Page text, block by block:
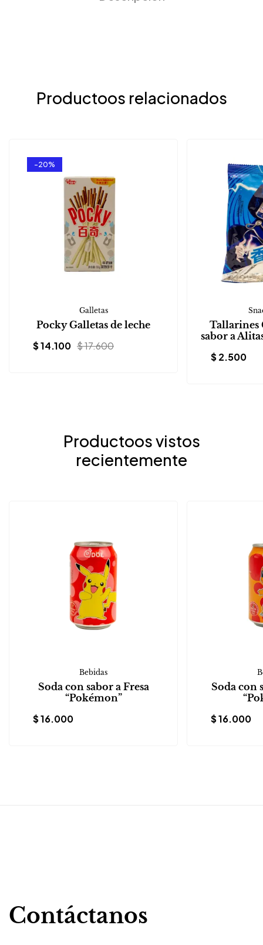
Productoos relacionados
-20%
Galletas
Pocky Galletas de leche
$17.600
$14.100
Tallarines
sabor a
$2.500
Productoos vistos
recientemente
Bebidas
Soda con sabor a Fresa
“Pokémon”
$16.000
Soda con
$16.000
Contáctanos